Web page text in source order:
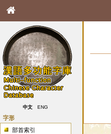
中文 ENG
字形
部首索引